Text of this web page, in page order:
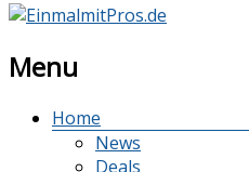
Menu
Home
News
Deals